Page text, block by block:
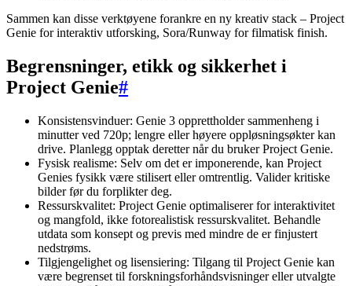
Sammen kan disse verktøyene forankre en ny kreativ stack – Project
Genie for interaktiv utforsking, Sora/Runway for filmatisk finish.
Begrensninger, etikk og sikkerhet i
Project Genie#
Konsistensvinduer: Genie 3 opprettholder sammenheng i
minutter ved 720p; lengre eller høyere oppløsningsøkter kan
drive. Planlegg opptak deretter når du bruker Project Genie.
Fysisk realisme: Selv om det er imponerende, kan Project
Genies fysikk være stilisert eller omtrentlig. Valider kritiske
bilder før du forplikter deg.
Ressurskvalitet: Project Genie optimaliserer for interaktivitet
og mangfold, ikke fotorealistisk ressurskvalitet. Behandle
utdata som konsept og previs med mindre de er finjustert
nedstrøms.
Tilgjengelighet og lisensiering: Tilgang til Project Genie kan
være begrenset til forskningsforhåndsvisninger eller utvalgte